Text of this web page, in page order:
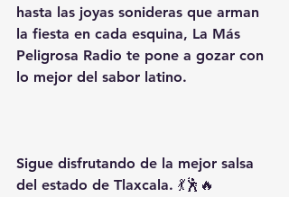
hasta las joyas sonideras que arman
la fiesta en cada esquina, La Más
Peligrosa Radio te pone a gozar con
lo mejor del sabor latino.
Sigue disfrutando de la mejor salsa
del estado de Tlaxcala. 💃🕺🔥